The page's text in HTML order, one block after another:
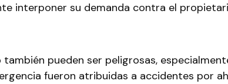
interponer su demanda contra el
pueden ser peligrosas,
fueron atribuidas a accidentes por